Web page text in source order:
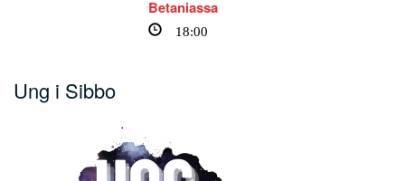
Betaniassa
18:00
Ung i Sibbo